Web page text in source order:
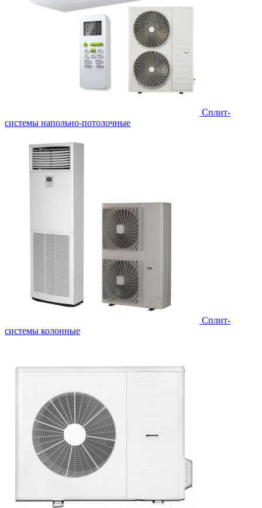
Сплит-
системы напольно-потолочные
Cплит-
системы колонные